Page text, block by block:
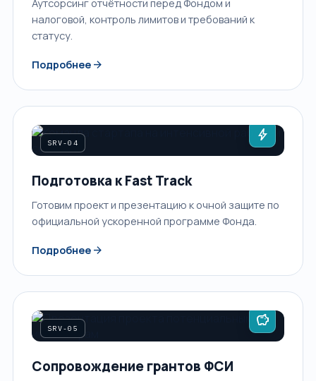
Аутсорсинг отчётности перед Фондом и
налоговой, контроль лимитов и требований к
статусу.
Подробнее arrow_forward
SRV-04 bolt
Подготовка к Fast Track
Готовим проект и презентацию к очной защите по
официальной ускоренной программе Фонда.
Подробнее arrow_forward
SRV-05 savings
Сопровождение грантов ФСИ